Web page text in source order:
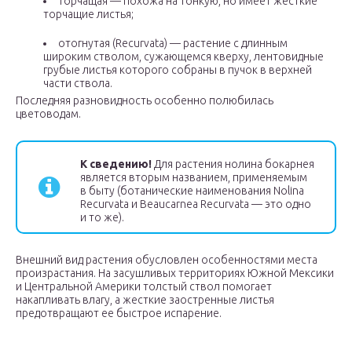
торчащие листья;
отогнутая (Recurvata) — растение с длинным
широким стволом, сужающемся кверху, лентовидные
грубые листья которого собраны в пучок в верхней
части ствола.
Последняя разновидность особенно полюбилась
цветоводам.
К сведению! Для растения нолина бокарнея
является вторым названием, применяемым
в быту (ботанические наименования Nolina
Recurvatа и Beaucarnea Recurvatа — это одно
и то же).
Внешний вид растения обусловлен особенностями места
произрастания. На засушливых территориях Южной Мексики
и Центральной Америки толстый ствол помогает
накапливать влагу, а жесткие заостренные листья
предотвращают ее быстрое испарение.